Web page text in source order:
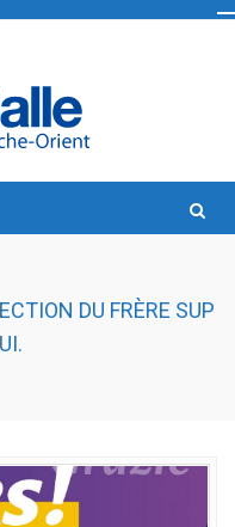
DU FRÈRE SUP